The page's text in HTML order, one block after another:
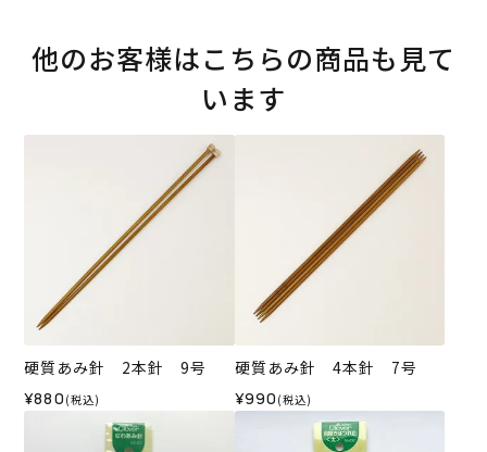
他のお客様はこちらの商品も見て
います
硬質あみ針 2本針 9号
¥880 (税込)
硬質あみ針 4本針 7号
¥990 (税込)